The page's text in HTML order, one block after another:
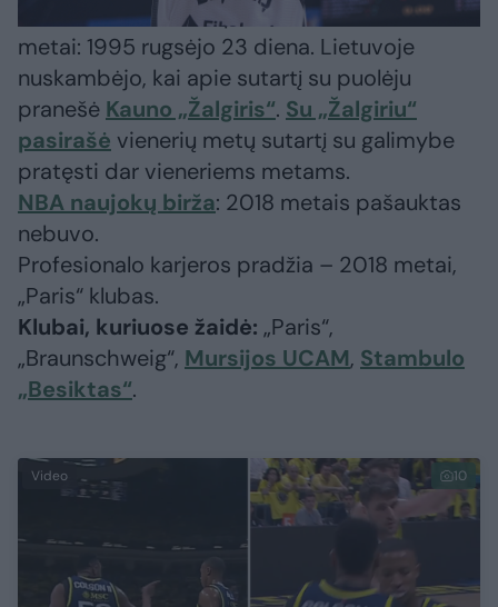
Dustinas Sleva – krepšininkas iš JAV. Gimimo
metai: 1995 rugsėjo 23 diena. Lietuvoje
nuskambėjo, kai apie sutartį su puolėju
pranešė Kauno „Žalgiris“. Su „Žalgiriu“
pasirašė vienerių metų sutartį su galimybe
pratęsti dar vieneriems metams.
NBA naujokų birža: 2018 metais pašauktas
nebuvo.
Profesionalo karjeros pradžia – 2018 metai,
„Paris“ klubas.
Klubai, kuriuose žaidė: „Paris“,
„Braunschweig“, Mursijos UCAM, Stambulo
„Besiktas“.
Video 10